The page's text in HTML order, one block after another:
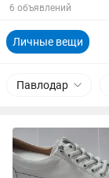
6 объявлений
Личные вещи
Павлодар